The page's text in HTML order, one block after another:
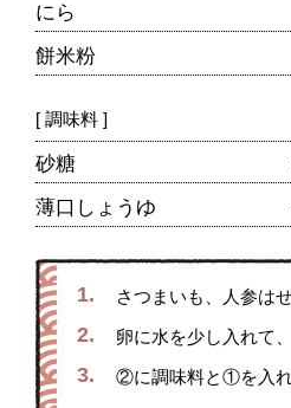
にら
餅米粉
[ 調味料 ]
砂糖
薄口しょうゆ
1. さつまいも、人参は
2. 卵に水を少し入れて
3. ②に調味料と①を入れ